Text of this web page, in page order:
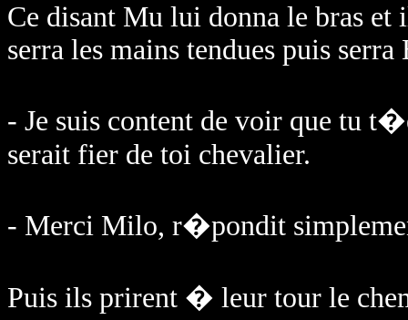
Ce disant Mu lui donna le bras
serra les mains tendues puis
- Je suis content de voir que tu
serait fier de toi chevalier.
- Merci Milo, r�pondit
Puis ils prirent � leur tour le